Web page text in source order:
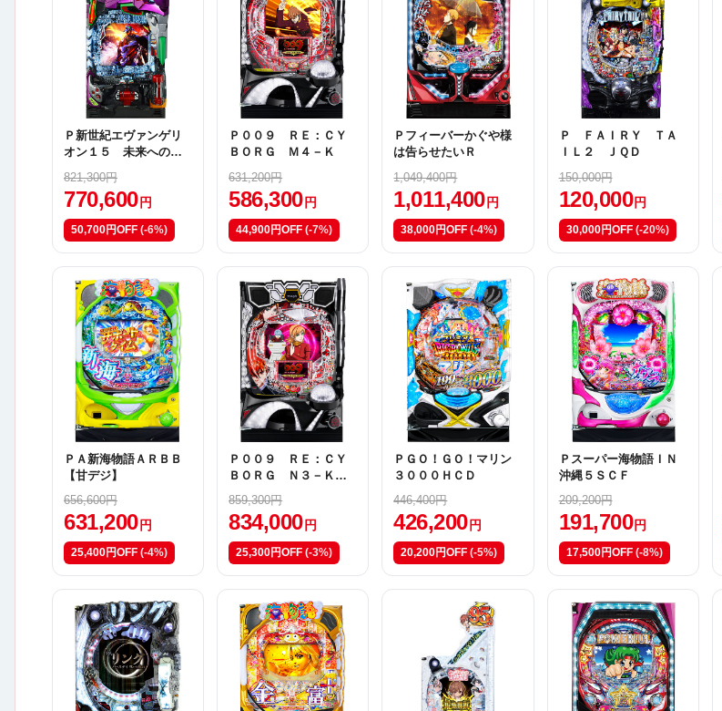
Ｐ新世紀エヴァンゲリ
オン１５ 未来への咆
821,300円
770,600 円
50,700円OFF (-6%)
Ｐ００９ ＲＥ：ＣＹ
ＢＯＲＧ Ｍ４－Ｋ
631,200円
586,300 円
44,900円OFF (-7%)
Ｐフィーバーかぐや様
は告らせたいＲ
1,049,400円
1,011,400 円
38,000円OFF (-4%)
Ｐ ＦＡＩＲＹ ＴＡ
ＩＬ２ ＪＱＤ
150,000円
120,000 円
30,000円OFF (-20%)
ＰＡ新海物語ＡＲＢＢ
【甘デジ】
656,600円
631,200 円
25,400円OFF (-4%)
Ｐ００９ ＲＥ：ＣＹ
ＢＯＲＧ Ｎ３－Ｋ
859,300円
834,000 円
25,300円OFF (-3%)
ＰＧＯ！ＧＯ！マリン
３０００ＨＣＤ
446,400円
426,200 円
20,200円OFF (-5%)
Ｐスーパー海物語ＩＮ
沖縄５ＳＣＦ
209,200円
191,700 円
17,500円OFF (-8%)